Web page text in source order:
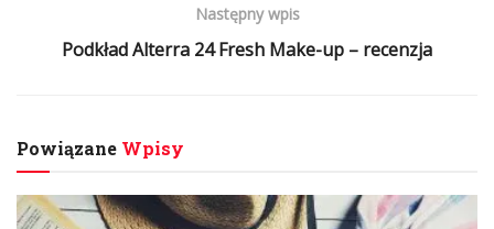
Następny wpis
Podkład Alterra 24 Fresh Make-up – recenzja
Powiązane Wpisy